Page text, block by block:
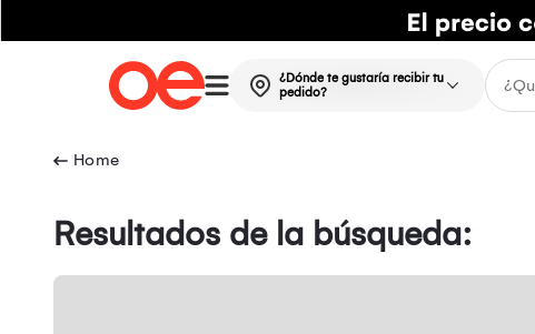
¿Dónde te gustaría recibir tu
pedido?
Resultados de la búsqueda: